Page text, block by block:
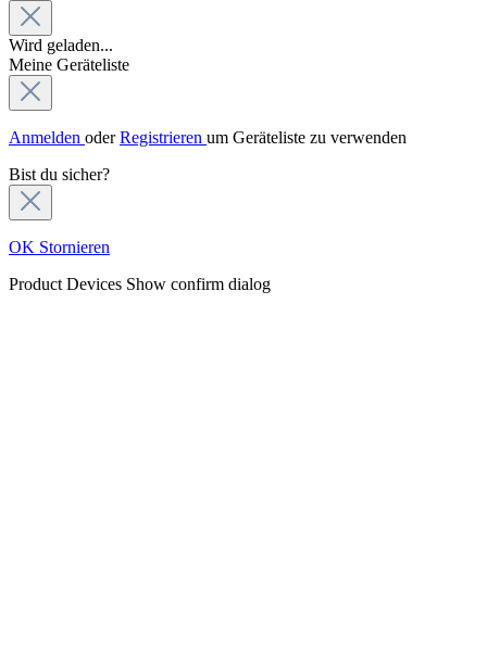
Wird geladen...
Meine Geräteliste
Anmelden oderRegistrieren um Geräteliste zu verwenden
Bist du sicher?
OK Stornieren
Product Devices Show confirm dialog